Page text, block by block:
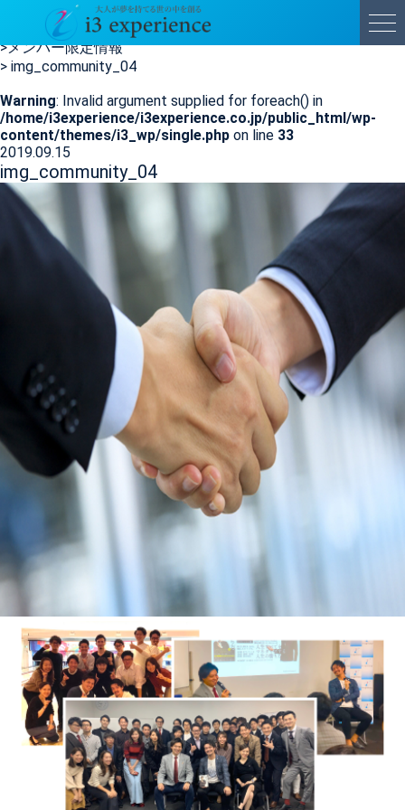
img_community_04
>メンバー限定情報
> img_community_04
Warning: Invalid argument supplied for foreach() in
/home/i3experience/i3experience.co.jp/public_html/wp-
content/themes/i3_wp/single.php on line 33
2019.09.15
img_community_04